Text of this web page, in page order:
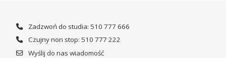
Zadzwoń do studia: 510 777 666
Czujny non stop: 510 777 222
Wyślij do nas wiadomość